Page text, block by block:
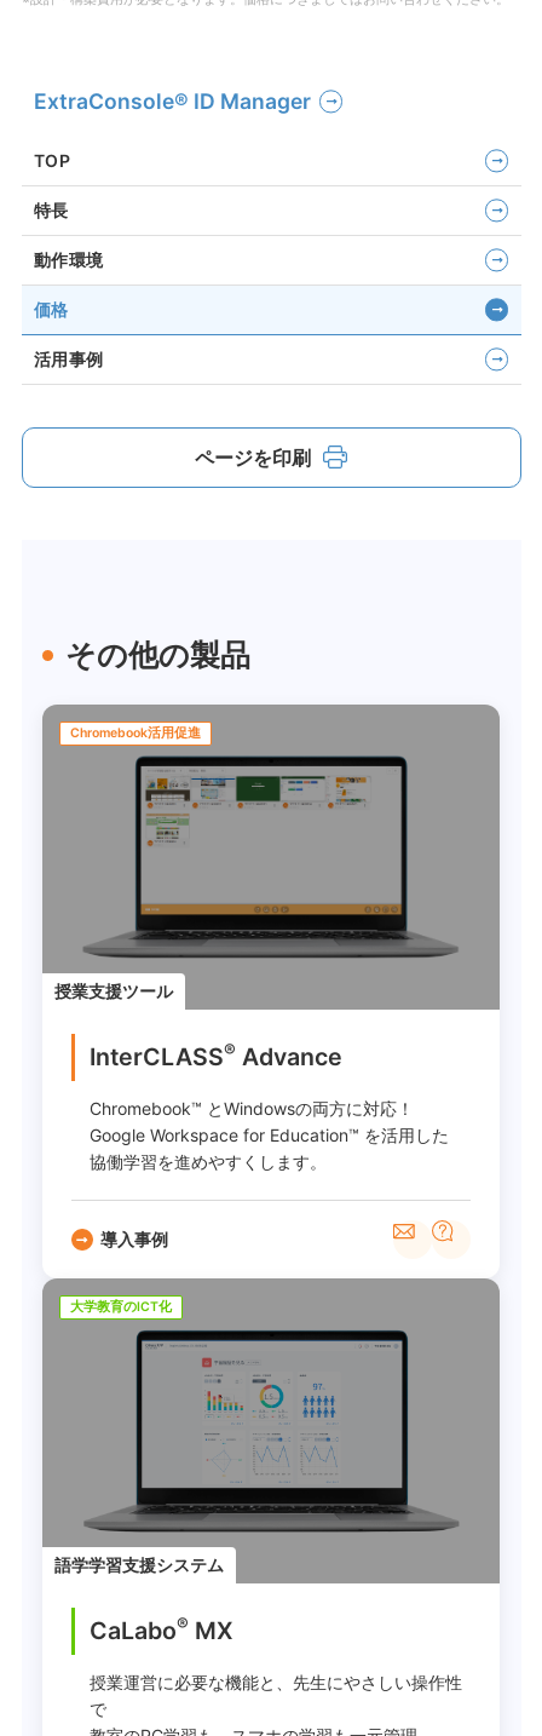
ExtraConsole® ID Manager
TOP
特長
動作環境
価格
活用事例
ページを印刷
その他の製品
Chromebook活用促進
授業支援ツール
InterCLASS® Advance
Chromebook™ とWindowsの両方に対応！
Google Workspace for Education™ を活用した
協働学習を進めやすくします。
導入事例
大学教育のICT化
語学学習支援システム
CaLabo® MX
授業運営に必要な機能と、先生にやさしい操作性
で